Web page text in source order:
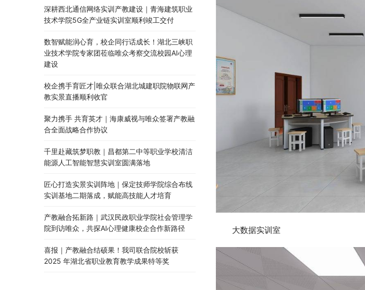
大数据实训室
深耕西北通信网络实训产教建设｜青海建筑职业
技术学院5G全产业链实训室顺利竣工交付
数智赋能润心育，校企同行话成长！湖北三峡职
业技术学院专家团莅临唯众考察交流校园AI心理
建设
校企携手育匠才|唯众联合湖北城建职院物联网产
教实景直播顺利收官
聚力携手 共育英才｜海康威视与唯众签署产教融
合全面战略合作协议
千里赴藏筑梦职教｜昌都第二中等职业学校清洁
能源人工智能智慧实训室圆满落地
匠心打造实景实训阵地｜保定技师学院综合布线
实训基地二期落成，赋能高技能人才培育
产教融合拓新路｜武汉民政职业学院社会管理学
院到访唯众，共探AI心理健康校企合作新路径
喜报｜产教融合结硕果！我司联合院校斩获
2025 年湖北省职业教育教学成果特等奖